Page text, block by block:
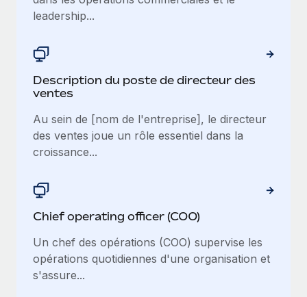
leadership...
Description du poste de directeur des
ventes
Au sein de [nom de l'entreprise], le directeur
des ventes joue un rôle essentiel dans la
croissance...
Chief operating officer (COO)
Un chef des opérations (COO) supervise les
opérations quotidiennes d'une organisation et
s'assure...